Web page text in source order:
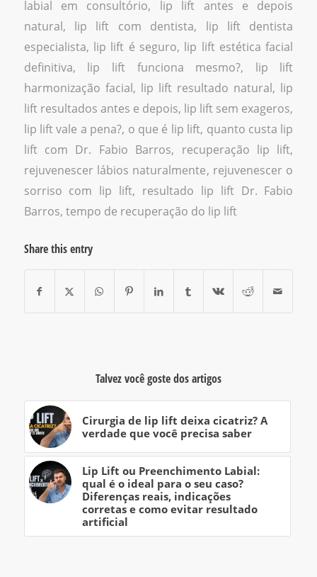
labial em consultório, lip lift antes e depois
natural, lip lift com dentista, lip lift dentista
especialista, lip lift é seguro, lip lift estética facial
definitiva, lip lift funciona mesmo?, lip lift
harmonização facial, lip lift resultado natural, lip
lift resultados antes e depois, lip lift sem exageros,
lip lift vale a pena?, o que é lip lift, quanto custa lip
lift com Dr. Fabio Barros, recuperação lip lift,
rejuvenescer lábios naturalmente, rejuvenescer o
sorriso com lip lift, resultado lip lift Dr. Fabio
Barros, tempo de recuperação do lip lift
Share this entry
Talvez você goste dos artigos
Cirurgia de lip lift deixa cicatriz? A
verdade que você precisa saber
Lip Lift ou Preenchimento Labial:
qual é o ideal para o seu caso?
Diferenças reais, indicações
corretas e como evitar resultado
artificial